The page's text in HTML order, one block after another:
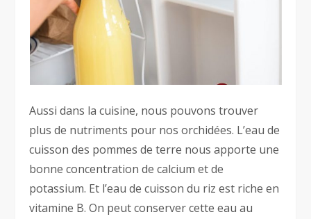
Aussi dans la cuisine, nous pouvons trouver
plus de nutriments pour nos orchidées. L’eau de
cuisson des pommes de terre nous apporte une
bonne concentration de calcium et de
potassium. Et l’eau de cuisson du riz est riche en
vitamine B. On peut conserver cette eau au